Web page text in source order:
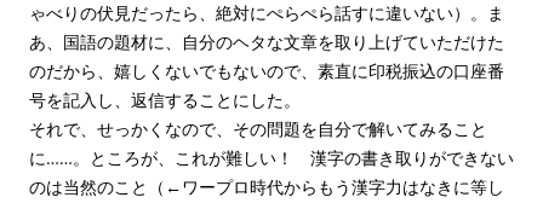
ゃべりの伏見だったら、絶対にぺらぺら話すに違いない）。ま
あ、国語の題材に、自分のヘタな文章を取り上げていただけた
のだから、嬉しくないでもないので、素直に印税振込の口座番
号を記入し、返信することにした。
それで、せっかくなので、その問題を自分で解いてみること
に……。ところが、これが難しい！ 漢字の書き取りができない
のは当然のこと（←ワープロ時代からもう漢字力はなきに等し